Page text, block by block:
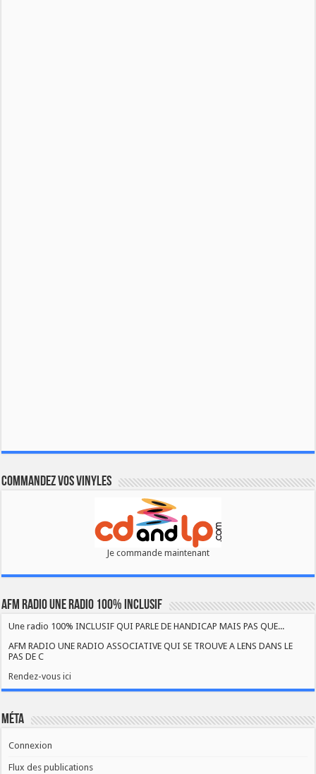
Commandez vos vinyles
Je commande maintenant
AFM RADIO UNE RADIO 100% INCLUSIF
Une radio 100% INCLUSIF QUI PARLE DE HANDICAP MAIS PAS QUE...
AFM RADIO UNE RADIO ASSOCIATIVE QUI SE TROUVE A LENS DANS LE
PAS DE C
Rendez-vous ici
Méta
Connexion
Flux des publications